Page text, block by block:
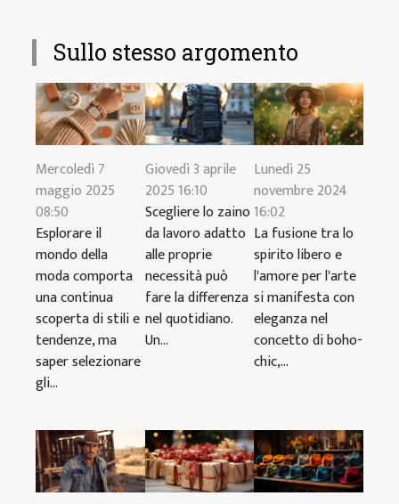
Sullo stesso argomento
Mercoledì 7
maggio 2025
08:50
Esplorare il
mondo della
moda comporta
una continua
scoperta di stili e
tendenze, ma
saper selezionare
gli...
Giovedì 3 aprile
2025 16:10
Scegliere lo zaino
da lavoro adatto
alle proprie
necessità può
fare la differenza
nel quotidiano.
Un...
Lunedì 25
novembre 2024
16:02
La fusione tra lo
spirito libero e
l'amore per l'arte
si manifesta con
eleganza nel
concetto di boho-
chic,...